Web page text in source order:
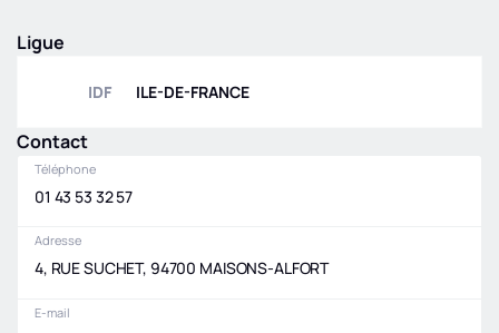
Ligue
IDF ILE-DE-FRANCE
Contact
Téléphone
01 43 53 32 57
Adresse
4, RUE SUCHET, 94700 MAISONS-ALFORT
E-mail